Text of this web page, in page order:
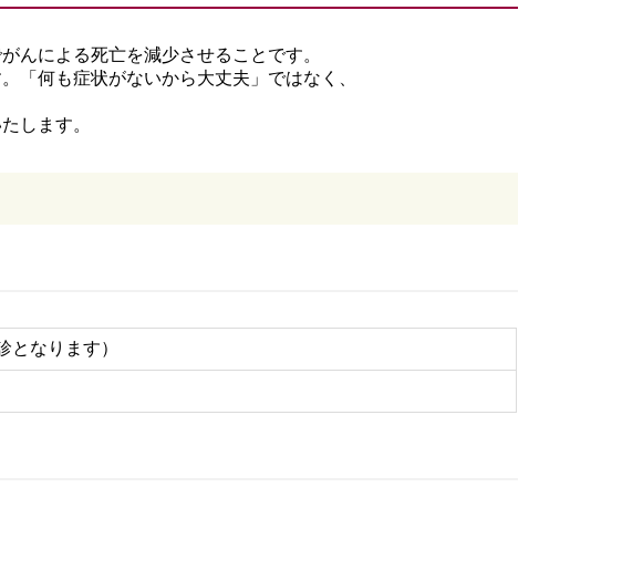
んによる死亡を減少させることです。
「何も症状がないから大丈夫」ではなく、
します。
となります）